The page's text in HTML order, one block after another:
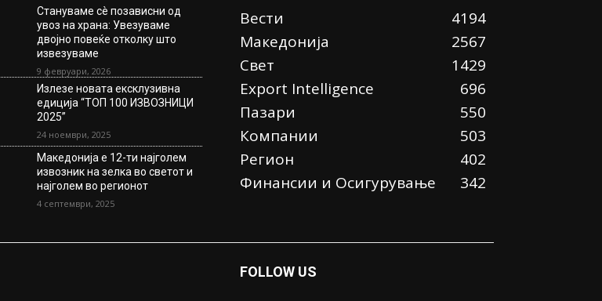
Стануваме сè позависни од
увоз на храна: Увезуваме
двојно повеќе отколку што
извезуваме
9 февруари, 2026
Излезе новата ексклузивна
едиција “ТОП 100 ИЗВОЗНИЦИ
2025”
24 ноември, 2025
Македонија е 12-ти најголем
извозник на зелка во светот и
најголем во регионот
4 септември, 2025
Вести
4194
Македонија
2567
Свет
1429
Еxport Intelligence
696
Пазари
550
Компании
503
Регион
402
Финансии и Осигурување
342
FOLLOW US